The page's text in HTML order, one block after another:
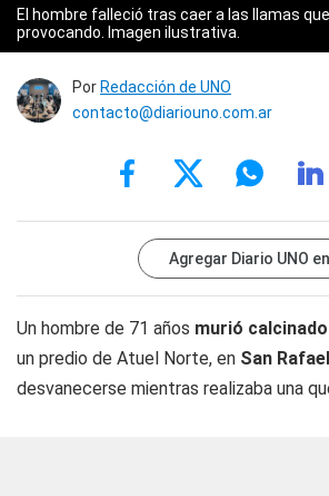
El hombre falleció tras caer a las llamas
provocando. Imagen ilustrativa.
Por Redacción de UNO
contacto@diariouno.com.ar
Agregar Diario UNO en
Un hombre de 71 años murió calcinado
un predio de Atuel Norte, en San Rafael
desvanecerse mientras realizaba una